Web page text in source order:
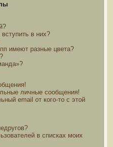
в них?
имеют разные цвета?
личные сообщения!
email от кого-то с этой
в списках моих